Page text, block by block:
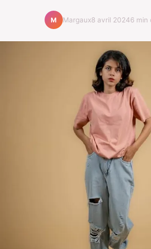
M Margaux8 avril 20246 min